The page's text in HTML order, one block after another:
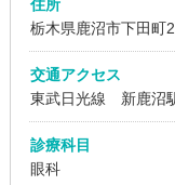
住所
栃木県鹿沼市下田町
交通アクセス
東武日光線 新鹿沼
診療科目
眼科